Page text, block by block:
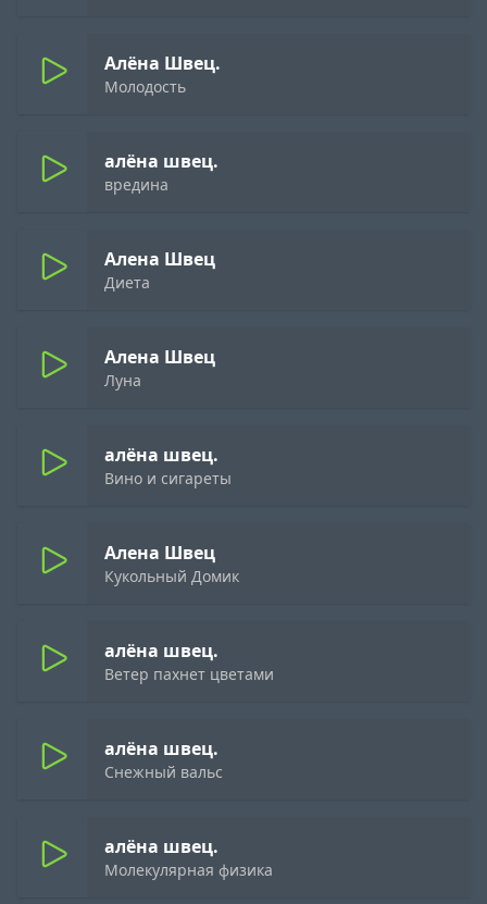
Алёна Швец.
Молодость
алёна швец.
вредина
Алена Швец
Диета
Алена Швец
Луна
алёна швец.
Вино и сигареты
Алена Швец
Кукольный Домик
алёна швец.
Ветер пахнет цветами
алёна швец.
Снежный вальс
алёна швец.
Молекулярная физика